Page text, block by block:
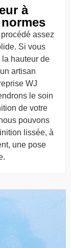
à
assez
Si vous
hauteur de
artisan
WJ
le soin
de votre
pouvons
lissée, à
une pose